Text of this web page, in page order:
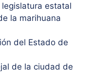
estatal
la marihuana
del Estado de
de la ciudad de